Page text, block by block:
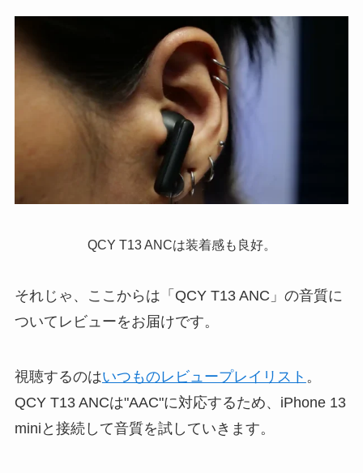
QCY T13 ANCは装着感も良好。
それじゃ、ここからは「QCY T13 ANC」の音質に
ついてレビューをお届けです。
視聴するのはいつものレビュープレイリスト 。
QCY T13 ANCは"AAC"に対応するため、iPhone 13
miniと接続して音質を試していきます。